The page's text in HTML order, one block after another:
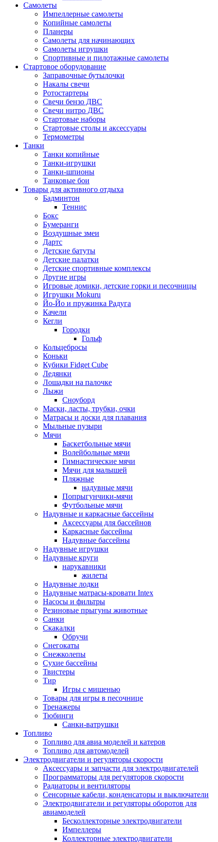
Самолеты
Импеллерные самолеты
Копийные самолеты
Планеры
Самолеты для начинающих
Самолеты игрушки
Спортивные и пилотажные самолеты
Стартовое оборудование
Заправочные бутылочки
Накалы свечи
Ротостартеры
Свечи бензо ДВС
Свечи нитро ДВС
Стартовые наборы
Стартовые столы и аксессуары
Термометры
Танки
Танки копийные
Танки-игрушки
Танки-шпионы
Танковые бои
Товары для активного отдыха
Бадминтон
Теннис
Бокс
Бумеранги
Воздушные змеи
Дартс
Детские батуты
Детские палатки
Детские спортивные комплексы
Другие игры
Игровые домики, детские горки и песочницы
Игрушки Mokuru
Йо-Йо и пружинка Радуга
Качели
Кегли
Городки
Гольф
Кольцебросы
Коньки
Кубики Fidget Cube
Ледянки
Лошадки на палочке
Лыжи
Сноуборд
Маски, ласты, трубки, очки
Матрасы и доски для плавания
Мыльные пузыри
Мячи
Баскетбольные мячи
Волейбольные мячи
Гимнастические мячи
Мячи для малышей
Пляжные
надувные мячи
Попрыгунчики-мячи
Футбольные мячи
Надувные и каркасные бассейны
Аксессуары для бассейнов
Каркасные бассейны
Надувные бассейны
Надувные игрушки
Надувные круги
нарукавники
жилеты
Надувные лодки
Надувные матрасы-кровати Intex
Насосы и фильтры
Резиновые прыгуны животные
Санки
Скакалки
Обручи
Снегокаты
Снежколепы
Сухие бассейны
Твистеры
Тир
Игры с мишенью
Товары для игры в песочнице
Тренажеры
Тюбинги
Санки-ватрушки
Топливо
Топливо для авиа моделей и катеров
Топливо для автомоделей
Электродвигатели и регуляторы скорости
Аксессуары и запчасти для электродвигателей
Программаторы для регуляторов скорости
Радиаторы и вентиляторы
Сенсорные кабели, конденсаторы и выключатели
Электродвигатели и регуляторы оборотов для
авиамоделей
Бесколлекторные электродвигатели
Импеллеры
Коллекторные электродвигатели